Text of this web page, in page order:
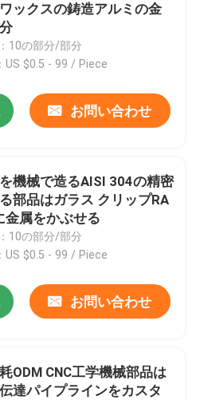
ックスの鋳造アルミの金
10の部分/部分
US $0.5 - 99 / Piece
お問い合わせ
機械で造るAISI 304の精密
部品はガラス クリップRA
金属をかぶせる
10の部分/部分
US $0.5 - 99 / Piece
お問い合わせ
ODM CNC工学機械部品は
達パイプラインをカスタ